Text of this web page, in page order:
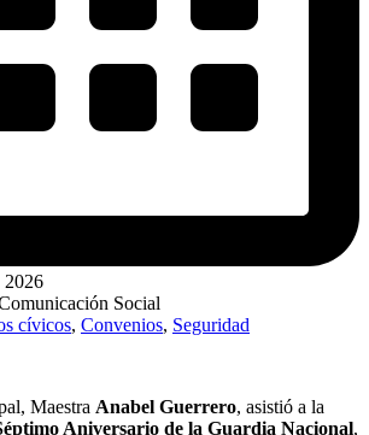
2026
Social
cívicos, Convenios, Seguridad
Maestra Anabel Guerrero, asistió a la
Aniversario de la Guardia Nacional,